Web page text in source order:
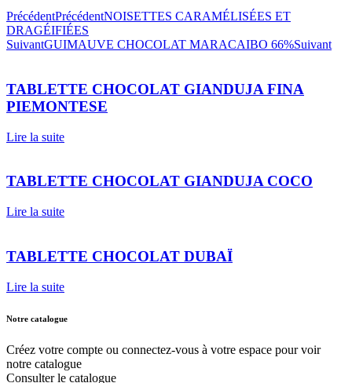
PrécédentPrécédentNOISETTES CARAMÉLISÉES ET
DRAGÉIFIÉES
SuivantGUIMAUVE CHOCOLAT MARACAIBO 66%Suivant
TABLETTE CHOCOLAT GIANDUJA FINA
PIEMONTESE
Lire la suite
TABLETTE CHOCOLAT GIANDUJA COCO
Lire la suite
TABLETTE CHOCOLAT DUBAÏ
Lire la suite
Notre catalogue
Créez votre compte ou connectez-vous à votre espace pour voir
notre catalogue
Consulter le catalogue